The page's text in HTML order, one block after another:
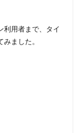
利用者まで、タイ
ました。